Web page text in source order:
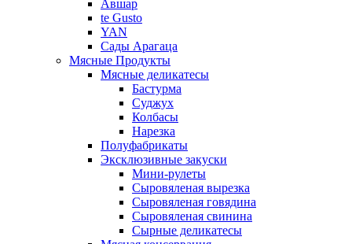
Авшар
te Gusto
YAN
Сады Арагаца
Мясные Продукты
Мясные деликатесы
Бастурма
Суджух
Колбасы
Нарезка
Полуфабрикаты
Эксклюзивные закуски
Мини-рулеты
Сыровяленая вырезка
Сыровяленая говядина
Сыровяленая свинина
Сырные деликатесы